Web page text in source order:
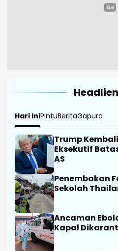
Hari IniPintuBeritaGapura
Trump
Eksekutif
AS
Penembakan
Sekolah
Ancaman
Kapal